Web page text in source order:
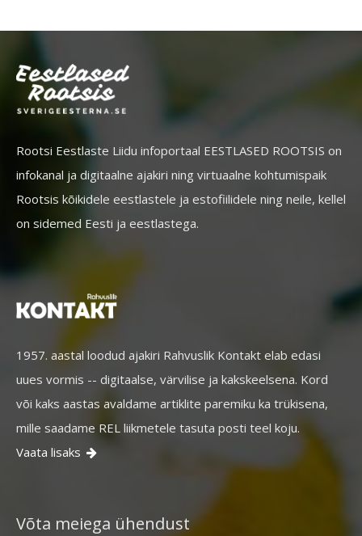
Rootsi Eestlaste Liidu infoportaal EESTLASED ROOTSIS on
infokanal ja digitaalne ajakiri ning virtuaalne kohtumispaik
Rootsis kõikidele eestlastele ja estofiilidele ning neile, kellel
on sidemed Eesti ja eestlastega.
1957. aastal loodud ajakiri Rahvuslik Kontakt elab edasi
uues vormis -- digitaalse, värvilise ja kakskeelsena. Kord
või kaks aastas avaldame artiklite paremiku ka trükisena,
mille saadame REL liikmetele tasuta posti teel koju.
Vaata lisaks 
Võta meiega ühendust